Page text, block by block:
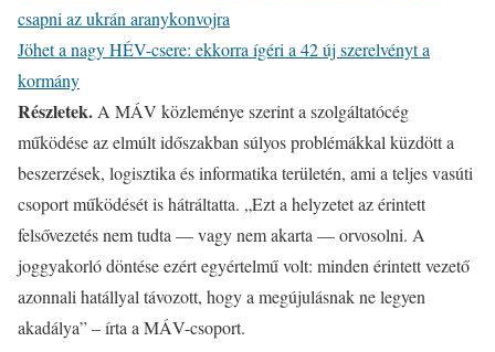
csapni az ukrán aranykonvojra
Jöhet a nagy HÉV-csere: ekkorra ígéri a 42 új szerelvényt a
kormány
Részletek. A MÁV közleménye szerint a szolgáltatócég
működése az elmúlt időszakban súlyos problémákkal küzdött a
beszerzések, logisztika és informatika területén, ami a teljes vasúti
csoport működését is hátráltatta. „Ezt a helyzetet az érintett
felsővezetés nem tudta — vagy nem akarta — orvosolni. A
joggyakorló döntése ezért egyértelmű volt: minden érintett vezető
azonnali hatállyal távozott, hogy a megújulásnak ne legyen
akadálya” – írta a MÁV-csoport.